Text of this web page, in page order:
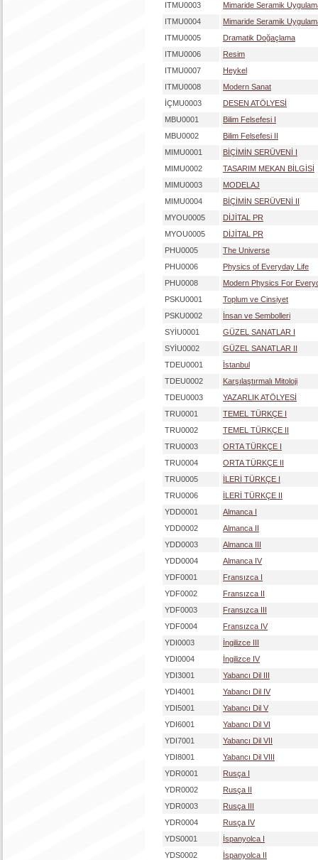
ITMU0003
Mimaride Seramik
ITMU0004
Mimaride Seramik
ITMU0005
Dramatik Doğaçlama
ITMU0006
Resim
ITMU0007
Heykel
ITMU0008
Modern Sanat
İÇMU0003
DESEN ATÖLYESİ
MBU0001
Bilim Felsefesi I
MBU0002
Bilim Felsefesi II
MIMU0001
BİÇİMİN SERÜVENİ I
MIMU0002
TASARIM MEKAN BİLGİSİ
MIMU0003
MODELAJ
MIMU0004
BİÇİMİN SERÜVENİ II
MYOU0005
DİJİTAL PR
MYOU0005
DİJİTAL PR
PHU0005
The Universe
PHU0006
Physics of Everyday Life
PHU0008
Modern Physics For
PSKU0001
Toplum ve Cinsiyet
PSKU0002
İnsan ve Sembolleri
SYİU0001
GÜZEL SANATLAR I
SYİU0002
GÜZEL SANATLAR II
TDEU0001
İstanbul
TDEU0002
Karşılaştırmalı Mitoloji
TDEU0003
YAZARLIK ATÖLYESİ
TRU0001
TEMEL TÜRKÇE I
TRU0002
TEMEL TÜRKÇE II
TRU0003
ORTA TÜRKÇE I
TRU0004
ORTA TÜRKÇE II
TRU0005
İLERİ TÜRKÇE I
TRU0006
İLERİ TÜRKÇE II
YDD0001
Almanca I
YDD0002
Almanca II
YDD0003
Almanca III
YDD0004
Almanca IV
YDF0001
Fransızca I
YDF0002
Fransızca II
YDF0003
Fransızca III
YDF0004
Fransızca IV
YDI0003
İngilizce III
YDI0004
İngilizce IV
YDI3001
Yabancı Dil III
YDI4001
Yabancı Dil IV
YDI5001
Yabancı Dil V
YDI6001
Yabancı Dil VI
YDI7001
Yabancı Dil VII
YDI8001
Yabancı Dil VIII
YDR0001
Rusça I
YDR0002
Rusça II
YDR0003
Rusça III
YDR0004
Rusça IV
YDS0001
İspanyolca I
YDS0002
İspanyolca II